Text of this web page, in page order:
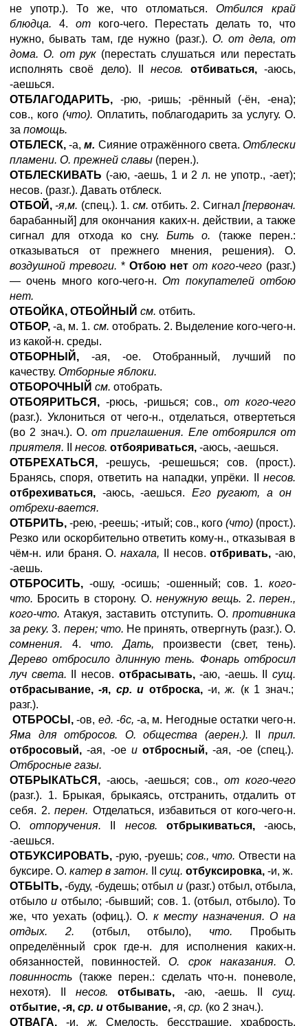
не употр.). То же, что отломаться.Отбился край
блюдца. 4. откого-чего. Перестать делать то, что
нужно, бывать там, где нужно (разг.). О. от дела, от
дома. О. от рук(перестать слушаться или перестать
исполнять своё дело). IIнесов. отбиваться,-аюсь,
-аешься.
ОТБЛАГОДАРИТЬ, -рю, -ришь; -рённый (-ён, -ена);
сов., кого (что). Оплатить, поблагодарить за услугу. О.
за помощь.
ОТБЛЕСК, -а, м. Сияние отражённого света.Отблески
пламени. О. прежней славы (перен.).
ОТБЛЕСКИВАТЬ (-аю, -аешь, 1 и 2 л. не употр., -ает);
несов. (разг.). Давать отблеск.
ОТБОЙ, -я,м. (спец.). 1. см. отбить. 2. Сигнал [первонач.
барабанный] для окончания каких-н. действии, а также
сигнал для отхода ко сну. Бить о. (также перен.:
отказываться от прежнего мнения, решения). О.
воздушной тревоги. *Отбою нет от кого-чего (разг.)
— очень много кого-чего-н.От покупателей отбою
нет.
ОТБОЙКА, ОТБОЙНЫЙ см. отбить.
ОТБОР, -а, м. 1. см. отобрать. 2. Выделение кого-чего-н.
из какой-н. среды.
ОТБОРНЫЙ, -ая, -ое. Отобранный, лучший по
качеству. Отборные яблоки.
ОТБОРОЧНЫЙ см. отобрать.
ОТБОЯРИТЬСЯ, -рюсь, -ришься; сов., от кого-чего
(разг.). Уклониться от чего-н., отделаться, отвертеться
(во 2 знач.). О. от приглашения. Еле отбоярился от
приятеля.
несов. отбояриваться, -аюсь, -аешься.
ОТБРЕХАТЬСЯ, -решусь, -решешься; сов. (прост.).
Бранясь, споря, ответить на нападки, упрёки. II несов.
отбрехиваться, -аюсь, -аешься. Его ругают, а он
отбрехи-вается.
ОТБРИТЬ, -рею, -реешь; -итый; сов., кого (что) (прост.).
Резко или оскорбительно ответить кому-н., отказывая в
чём-н. или браня. О. нахала, II несов. отбривать, -аю,
-аешь.
ОТБРОСИТЬ, -ошу, -осишь; -ошенный; сов. 1. кого-
что. Бросить в сторону. О. ненужную вещь. 2. перен.,
кого-что. Атакуя, заставить отступить. О. противника
за реку. 3. перен; что. Не принять, отвергнуть (разг.). О.
сомнения. 4. что. Дать, произвести (свет, тень).
Дерево отбросило длинную тень. Фонарь отбросил
луч света. II несов. отбрасывать,-аю, -аешь. II сущ.
отбрасывание, -я, ср. и отброска,-и,ж. (к 1 знач.;
разг.).
ОТБРОСЫ, -ов, ед. -6с, -а, м. Негодные остатки чего-н.
Яма для отбросов. О. общества (аерен.). IIприл.
отбросовый, -ая, -ое и отбросный, -ая, -ое (спец.).
Отбросные газы.
ОТБРЫКАТЬСЯ, -аюсь, -аешься; сов.,от кого-чего
(разг.). 1. Брыкая, брыкаясь, отстранить, отдалить от
себя. 2.перен. Отделаться, избавиться от кого-чего-н.
О.отпоручения. несов. отбрыкиваться,-аюсь,
-аешься.
ОТБУКСИРОВАТЬ, -рую, -руешь; сов., что. Отвести на
буксире. О. катер в затон. сущ. отбуксировка, -и, ж.
ОТБЫТЬ, -буду, -будешь; отбыл и(разг.) отбыл, отбыла,
отбылои отбыло; -бывший; сов. 1. (отбыл, отбыло). То
же, что уехать (офиц.). О. к месту назначения. О на
отдых. 2. (отбыл, отбыло), что. Пробыть
определённый срок где-н. для исполнения каких-н.
обязанностей, повинностей.О. срок наказания. О.
повинность (также перен.: сделать что-н. поневоле,
нехотя). II несов. отбывать, -аю, -аешь. II сущ.
отбытие, -я, ср. и отбывание, -я, ср. (ко 2 знач.).
ОТВАГА, -и. ж. Смелость, бесстрашие, храбрость.